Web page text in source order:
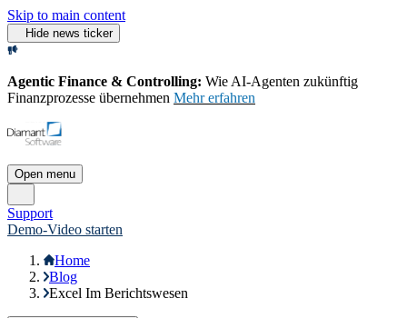
Skip to main content
Hide news ticker
Agentic Finance & Controlling: Wie AI‑Agenten zukünftig
Finanzprozesse übernehmen Mehr erfahren
Open menu
Support
Demo-Video starten
Home
Blog
Excel Im Berichtswesen